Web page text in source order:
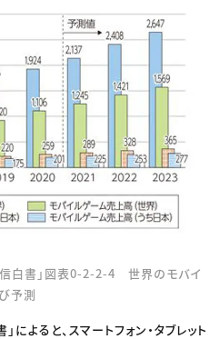
白書」図表0-2-2-4 世界のモバイ
予測
よると、スマートフォン・タブレット